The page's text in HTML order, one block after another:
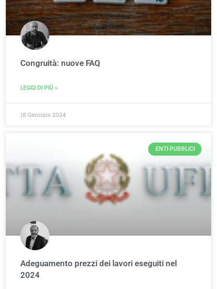
Congruità: nuove FAQ
LEGGI DI PIÙ »
18 Gennaio 2024
ENTI PUBBLICI
Adeguamento prezzi dei lavori eseguiti nel
2024